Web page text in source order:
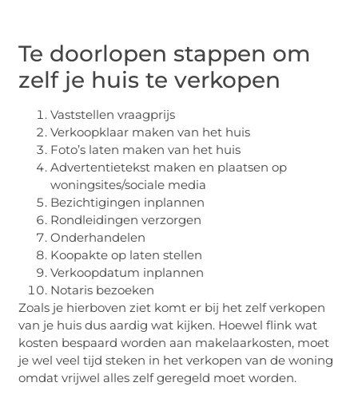
Te doorlopen stappen om
zelf je huis te verkopen
Vaststellen vraagprijs
Verkoopklaar maken van het huis
Foto’s laten maken van het huis
Advertentietekst maken en plaatsen op
woningsites/sociale media
Bezichtigingen inplannen
Rondleidingen verzorgen
Onderhandelen
Koopakte op laten stellen
Verkoopdatum inplannen
Notaris bezoeken
Zoals je hierboven ziet komt er bij het zelf verkopen
van je huis dus aardig wat kijken. Hoewel flink wat
kosten bespaard worden aan makelaarkosten, moet
je wel veel tijd steken in het verkopen van de woning
omdat vrijwel alles zelf geregeld moet worden.